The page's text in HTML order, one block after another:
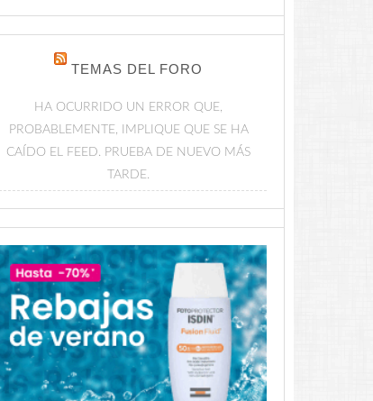
TEMAS DEL FORO
HA OCURRIDO UN ERROR QUE,
PROBABLEMENTE, IMPLIQUE QUE SE HA
CAÍDO EL FEED. PRUEBA DE NUEVO MÁS
TARDE.